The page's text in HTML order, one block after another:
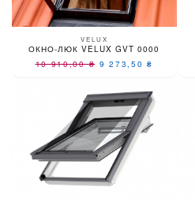
VELUX
ОКНО-ЛЮК VELUX GVT 0000
10 910,00₴ 9 273,50₴